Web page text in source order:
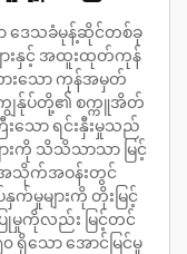
ဒေသခံမုန့်ဆိုင်တစ်ခု
းနှင့် အထူးထုတ်ကုန်
ားသော ကုန်အမှတ်
ျွန်ုပ်တို့၏ စက္ကူအိတ်
သော ရင်းနှီးမှုသည်
ားကို သိသိသာသာ မြင့်
အသိုက်အဝန်းတွင်
က်မှုများကို တိုးမြင့်
မှုကိုလည်း မြင့်တင်
ရှိသော အောင်မြင်မှု